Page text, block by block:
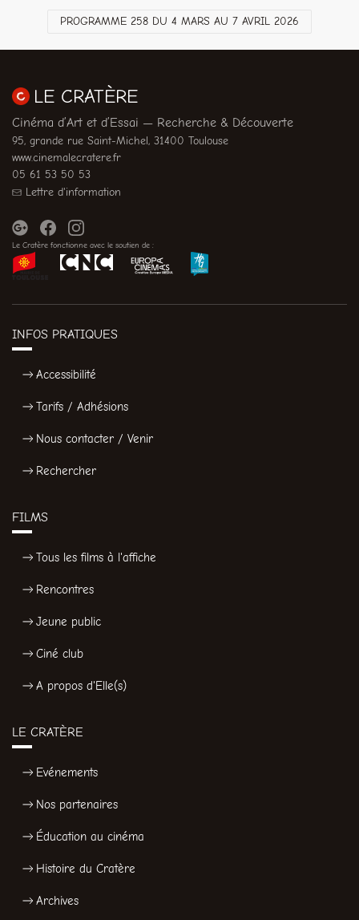
PROGRAMME 258 DU 4 MARS AU 7 AVRIL 2026
LE CRATÈRE
Cinéma d’Art et d’Essai — Recherche & Découverte
95, grande rue Saint-Michel, 31400 Toulouse
www.cinemalecratere.fr
05 61 53 50 53
Lettre d'information
Le Cratère fonctionne avec le soutien de :
INFOS PRATIQUES
Accessibilité
Tarifs / Adhésions
Nous contacter / Venir
Rechercher
FILMS
Tous les films à l'affiche
Rencontres
Jeune public
Ciné club
A propos d'Elle(s)
LE CRATÈRE
Evénements
Nos partenaires
Éducation au cinéma
Histoire du Cratère
Archives